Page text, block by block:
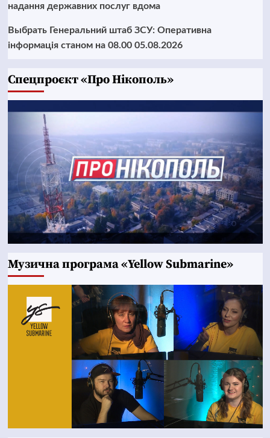
надання державних послуг вдома
Выбрать Генеральний штаб ЗСУ: Оперативна
інформація станом на 08.00 05.08.2026
Cпецпроєкт «Про Нікополь»
Музична програма «Yellow Submarine»